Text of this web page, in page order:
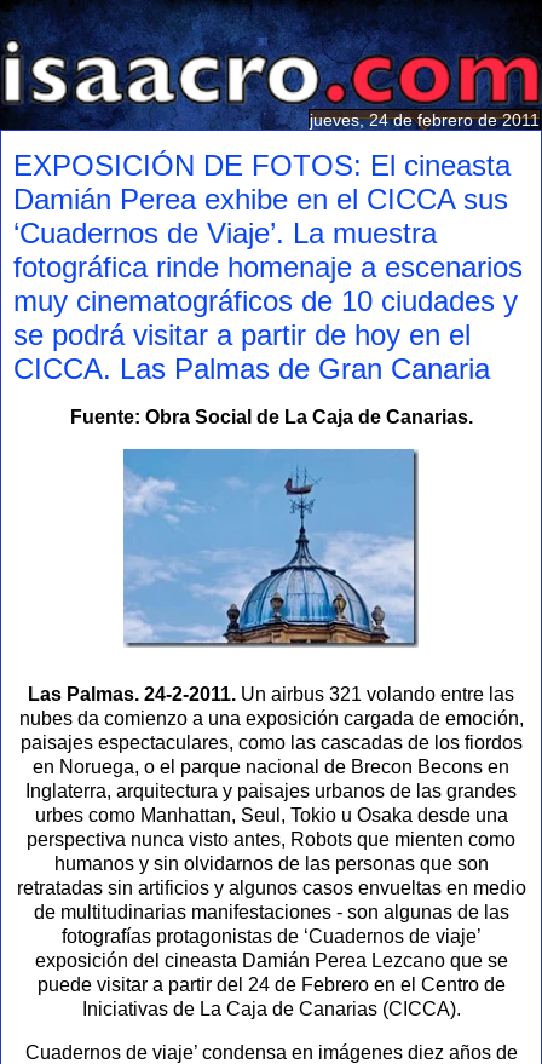
jueves, 24 de febrero de 2011
EXPOSICIÓN DE FOTOS: El cineasta
Damián Perea exhibe en el CICCA sus
‘Cuadernos de Viaje’. La muestra
fotográfica rinde homenaje a escenarios
muy cinematográficos de 10 ciudades y
se podrá visitar a partir de hoy en el
CICCA. Las Palmas de Gran Canaria
Fuente: Obra Social de La Caja de Canarias.
Las Palmas. 24-2-2011. Un airbus 321 volando entre las
nubes da comienzo a una exposición cargada de emoción,
paisajes espectaculares, como las cascadas de los fiordos
en Noruega, o el parque nacional de Brecon Becons en
Inglaterra, arquitectura y paisajes urbanos de las grandes
urbes como Manhattan, Seul, Tokio u Osaka desde una
perspectiva nunca visto antes, Robots que mienten como
humanos y sin olvidarnos de las personas que son
retratadas sin artificios y algunos casos envueltas en medio
de multitudinarias manifestaciones - son algunas de las
fotografías protagonistas de ‘Cuadernos de viaje’
exposición del cineasta Damián Perea Lezcano que se
puede visitar a partir del 24 de Febrero en el Centro de
Iniciativas de La Caja de Canarias (CICCA).
Cuadernos de viaje’ condensa en imágenes diez años de